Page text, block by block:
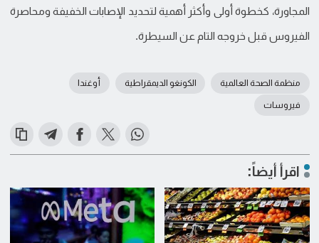
المجاورة، كخطوة أولى وأكثر أهمية لتحديد الإصابات الخفيفة ومحاصرة
الفيروس قبل خروجه التام عن السيطرة.
منظمة الصحة العالمية الكونغو الديمقراطية أوغندا
فيروسات
اقرأ أيضاً: